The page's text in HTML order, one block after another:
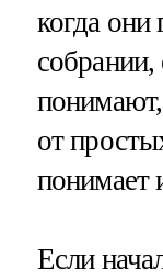
когда они
собрании,
понимают,
от
понимает
Если